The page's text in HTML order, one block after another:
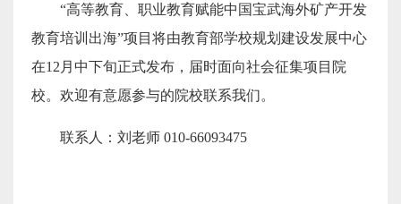
“高等教育、职业教育赋能中国宝武海外矿产开发
教育培训出海”项目将由教育部学校规划建设发展中心
在12月中下旬正式发布，届时面向社会征集项目院
校。欢迎有意愿参与的院校联系我们。
联系人：刘老师 010-66093475